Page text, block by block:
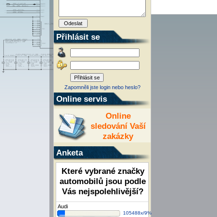
Přihlásit se
Zapomněli jste login nebo heslo?
Online servis
Online
sledování Vaší
zakázky
Anketa
Které vybrané značky
automobilů jsou podle
Vás nejspolehlivější?
Audi
105488x/9%